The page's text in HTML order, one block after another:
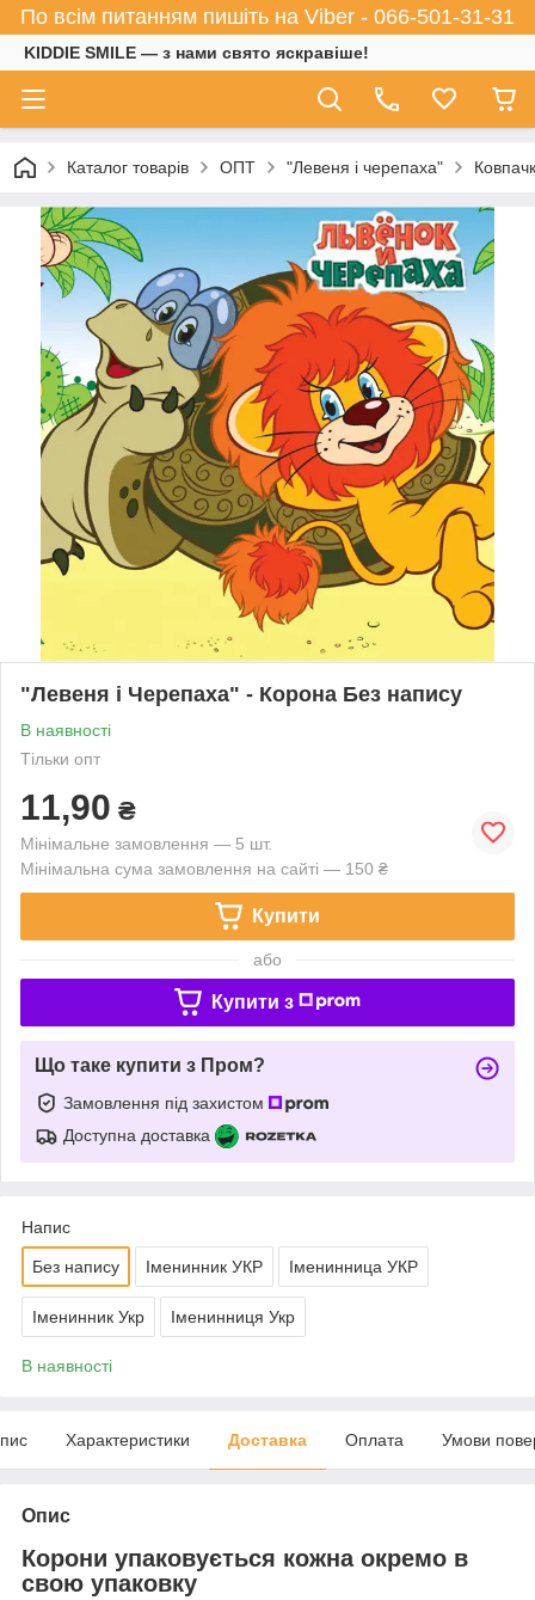
По всім питанням пишіть на Viber - 066-501-31-31
KIDDIE SMILE — з нами свято яскравіше!
Каталог товарів ОПТ "Левеня і черепаха"
"Левеня і Черепаха" - Корона Без напису
В наявності
Тільки опт
11,90 ₴
Мінімальне замовлення — 5 шт.
Мінімальна сума замовлення на сайті — 150 ₴
Купити
або
Купити з
Що таке купити з Пром?
Замовлення під захистом
Доступна доставка
Напис
Без напису Іменинник УКР Іменинница УКР
Іменинник Укр Іменинниця Укр
В наявності
Характеристики Доставка Оплата Умови
Опис
Корони упаковується кожна окремо в
свою упаковку